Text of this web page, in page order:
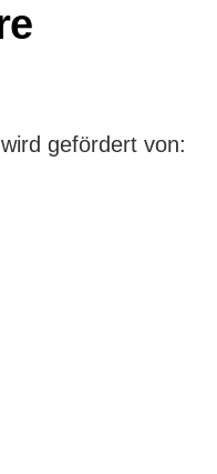
gefördert von: